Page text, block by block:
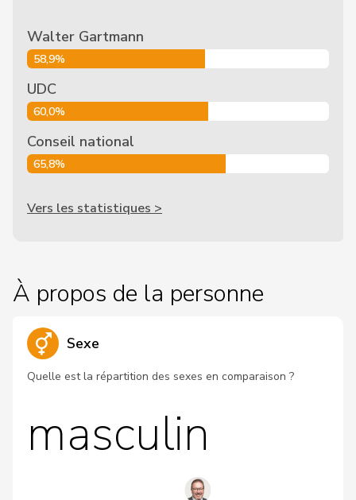
Walter Gartmann
58,9%
UDC
60,0%
Conseil national
65,8%
Vers les statistiques >
À propos de la personne
Sexe
Quelle est la répartition des sexes en comparaison ?
masculin